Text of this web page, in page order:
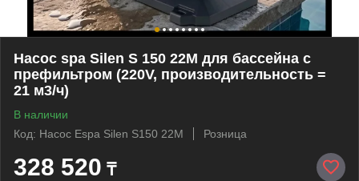
Насос spa Silen S 150 22M для бассейна c
префильтром (220V, производительность =
21 м3/ч)
В наличии
Код: Насос Espa Silen S150 22M
Розница
328 520 ₸